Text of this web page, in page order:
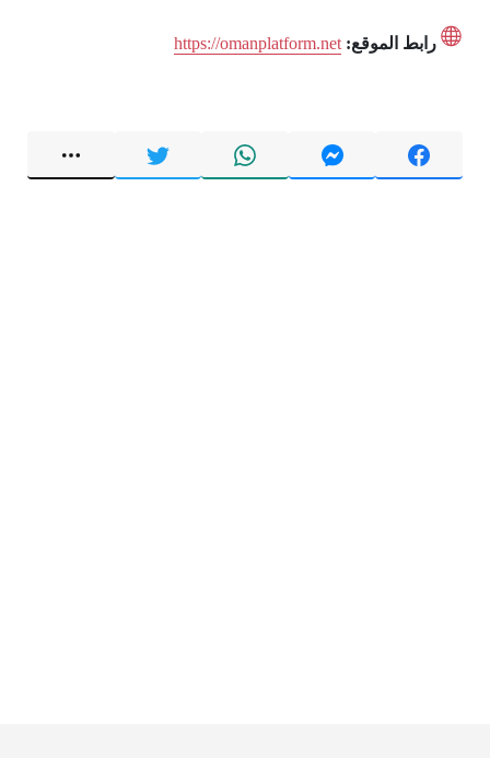
رابط الموقع: https://omanplatform.net